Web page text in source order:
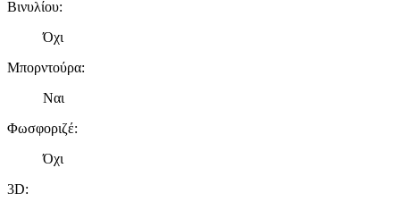
Βινυλίου:
Όχι
Μπορντούρα:
Ναι
Φωσφοριζέ:
Όχι
3D: